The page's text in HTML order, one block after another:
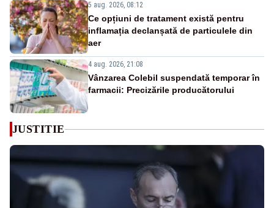
5 aug. 2026, 08:12
Ce opțiuni de tratament există pentru
inflamația declanșată de particulele din
aer
4 aug. 2026, 21:08
Vânzarea Colebil suspendată temporar în
farmacii: Precizările producătorului
JUSTITIE